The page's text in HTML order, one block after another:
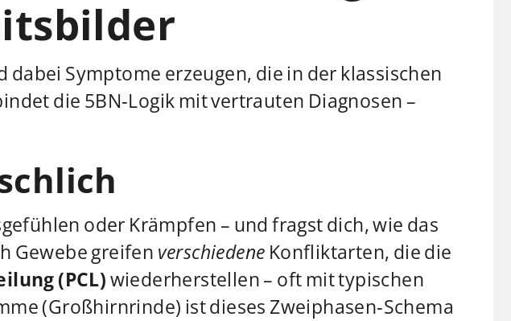
Symptome erzeugen, die in der klassischen
die 5BN‑Logik mit vertrauten Diagnosen –
oder Krämpfen – und fragst dich, wie das
Gewebe greifen verschiedene Konfliktarten, die die
(PCL)wiederherstellen – oft mit typischen
(Großhirnrinde) ist dieses Zweiphasen‑Schema